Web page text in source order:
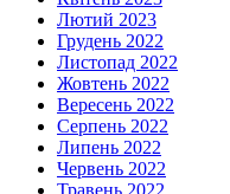
Лютий 2023
Грудень 2022
Листопад 2022
Жовтень 2022
Вересень 2022
Серпень 2022
Липень 2022
Червень 2022